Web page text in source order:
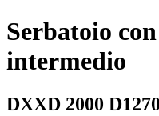
Serbatoio
intermedio
DXXD 2000